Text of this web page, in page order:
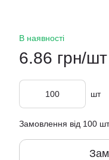
В наявності
6.86 грн/шт
шт
Замовлення від 100 шт